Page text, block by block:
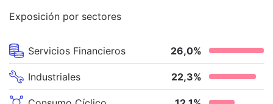
Exposición por sectores
Servicios Financieros 26,0%
Industriales 22,3%